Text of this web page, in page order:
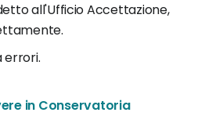
all'Ufficio Accettazione,
errori.
in Conservatoria